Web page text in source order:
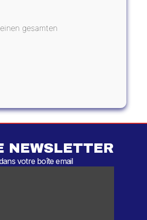
gesamten
NEWSLETTER
votre boîte email